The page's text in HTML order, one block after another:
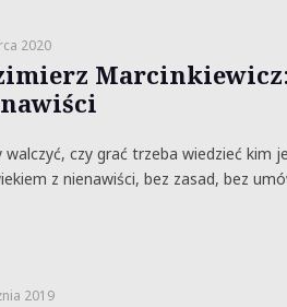
2020
Marcinkiewicz:
walczyć, czy grać trzeba wiedzieć kim
z nienawiści, bez zasad, bez
2019